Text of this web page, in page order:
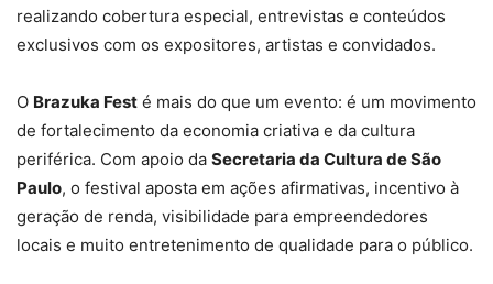
realizando cobertura especial, entrevistas e conteúdos
exclusivos com os expositores, artistas e convidados.
O Brazuka Fest é mais do que um evento: é um movimento
de fortalecimento da economia criativa e da cultura
periférica. Com apoio da Secretaria da Cultura de São
Paulo, o festival aposta em ações afirmativas, incentivo à
geração de renda, visibilidade para empreendedores
locais e muito entretenimento de qualidade para o público.